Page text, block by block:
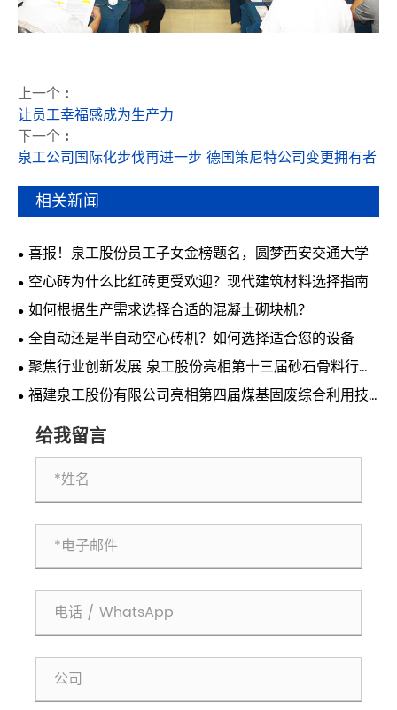
上一个 :
让员工幸福感成为生产力
下一个 :
泉工公司国际化步伐再进一步 德国策尼特公司变更拥有者
相关新闻
喜报！泉工股份员工子女金榜题名，圆梦西安交通大学
空心砖为什么比红砖更受欢迎？现代建筑材料选择指南
如何根据生产需求选择合适的混凝土砌块机？
全自动还是半自动空心砖机？如何选择适合您的设备
聚焦行业创新发展 泉工股份亮相第十三届砂石骨料行业
科技创新会议
福建泉工股份有限公司亮相第四届煤基固废综合利用技
给我留言